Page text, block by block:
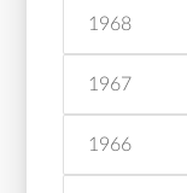
1968
1967
1966